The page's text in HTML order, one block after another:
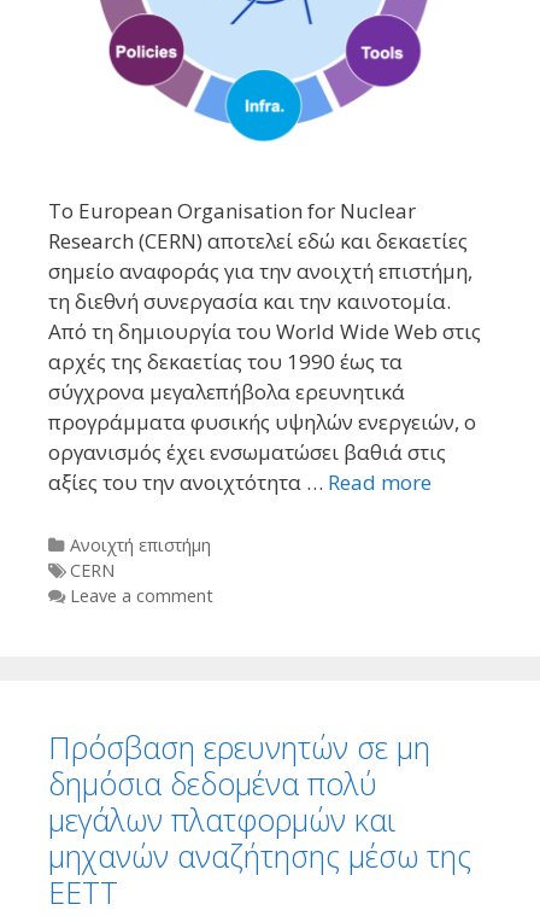
Το European Organisation for Nuclear
Research (CERN) αποτελεί εδώ και δεκαετίες
σημείο αναφοράς για την ανοιχτή επιστήμη,
τη διεθνή συνεργασία και την καινοτομία.
Από τη δημιουργία του World Wide Web στις
αρχές της δεκαετίας του 1990 έως τα
σύγχρονα μεγαλεπήβολα ερευνητικά
προγράμματα φυσικής υψηλών ενεργειών, ο
οργανισμός έχει ενσωματώσει βαθιά στις
αξίες του την ανοιχτότητα … Read more
Categories
Ανοιχτή επιστήμη
Tags
CERN
Leave a comment
Πρόσβαση ερευνητών σε μη
δημόσια δεδομένα πολύ
μεγάλων πλατφορμών και
μηχανών αναζήτησης μέσω της
ΕΕΤΤ